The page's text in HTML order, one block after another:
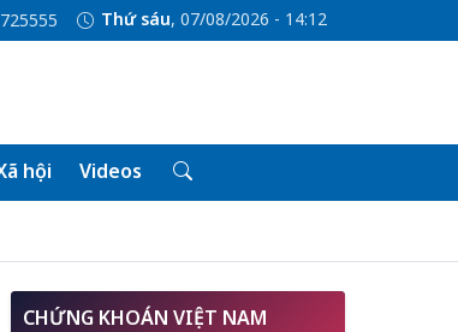
Thứ sáu, 07/08/2026 - 14:12
hội Videos
CHỨNG KHOÁN VIỆT NAM